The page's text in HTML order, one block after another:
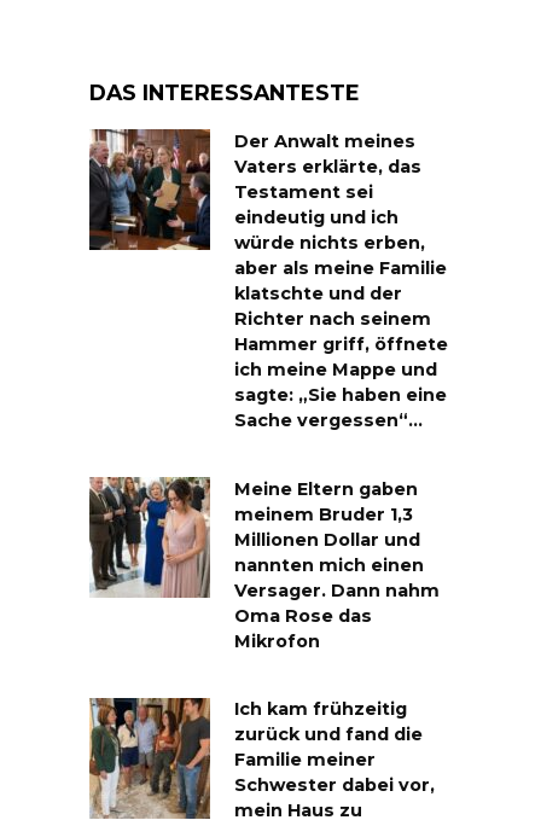
DAS INTERESSANTESTE
Der Anwalt meines
Vaters erklärte, das
Testament sei
eindeutig und ich
würde nichts erben,
aber als meine Familie
klatschte und der
Richter nach seinem
Hammer griff, öffnete
ich meine Mappe und
sagte: „Sie haben eine
Sache vergessen“…
Meine Eltern gaben
meinem Bruder 1,3
Millionen Dollar und
nannten mich einen
Versager. Dann nahm
Oma Rose das
Mikrofon
Ich kam frühzeitig
zurück und fand die
Familie meiner
Schwester dabei vor,
mein Haus zu